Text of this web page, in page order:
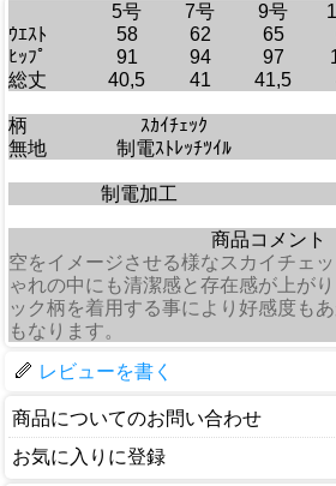
5号 7号 9号
ｳｴｽﾄ
58 62 65
ﾋｯﾌﾟ
91 94 97
総丈
40,5 41 41,5
柄 ｽｶｲﾁｪｯｸ
無地
制電ｽﾄﾚｯﾁﾂｲﾙ
制電加工
商品コメント
空をイメージさせる様なスカイチェ
ゃれの中にも清潔感と存在感が上が
ック柄を着用する事により好感度も
もなります。
レビューを書く
商品についてのお問い合わせ
お気に入りに登録